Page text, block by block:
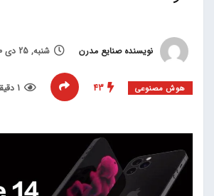
نویسنده صنایع مدرن شنبه, 25 دی 1400, ساعت 14:58
هوش مصنوعی 43 1 دقیقه زمان مطالعه